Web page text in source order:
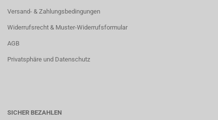
Versand- & Zahlungsbedingungen
Widerrufsrecht & Muster-Widerrufsformular
AGB
Privatsphäre und Datenschutz
SICHER BEZAHLEN